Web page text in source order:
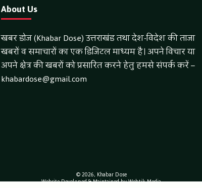
About Us
खबर डोज (Khabar Dose) उत्तराखंड तथा देश-विदेश की ताजा
खबरों व समाचारों का एक डिजिटल माध्यम है। अपने विचार या
अपने क्षेत्र की खबरों को प्रसारित करने हेतु हमसे संपर्क करें –
khabardose@gmail.com
© 2026, Khabar Dose
Website Developed & Maintained by Webtik Media